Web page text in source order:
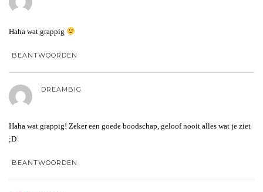
Haha wat grappig
BEANTWOORDEN
DREAMBIG
Haha wat grappig! Zeker een goede boodschap, geloof nooit alles wat je ziet
;D
BEANTWOORDEN